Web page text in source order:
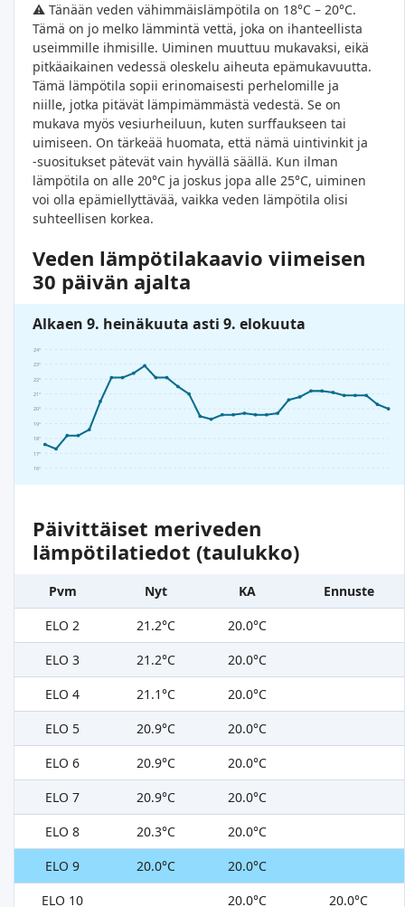
⚠️ Tänään veden vähimmäislämpötila on 18°C – 20°C.
Tämä on jo melko lämmintä vettä, joka on ihanteellista
useimmille ihmisille. Uiminen muuttuu mukavaksi, eikä
pitkäaikainen vedessä oleskelu aiheuta epämukavuutta.
Tämä lämpötila sopii erinomaisesti perhelomille ja
niille, jotka pitävät lämpimämmästä vedestä. Se on
mukava myös vesiurheiluun, kuten surffaukseen tai
uimiseen. On tärkeää huomata, että nämä uintivinkit ja
-suositukset pätevät vain hyvällä säällä. Kun ilman
lämpötila on alle 20°C ja joskus jopa alle 25°C, uiminen
voi olla epämiellyttävää, vaikka veden lämpötila olisi
suhteellisen korkea.
Veden lämpötilakaavio viimeisen
30 päivän ajalta
Alkaen 9. heinäkuuta asti 9. elokuuta
16°
17°
18°
19°
20°
21°
22°
23°
24°
Päivittäiset meriveden
lämpötilatiedot (taulukko)
Pvm Nyt KA
Ennuste
ELO 2
21.2°C
20.0°C
ELO 3
21.2°C
20.0°C
ELO 4
21.1°C
20.0°C
ELO 5
20.9°C
20.0°C
ELO 6
20.9°C
20.0°C
ELO 7
20.9°C
20.0°C
ELO 8
20.3°C
20.0°C
ELO 9
20.0°C
20.0°C
ELO 10
20.0°C 20.0°C